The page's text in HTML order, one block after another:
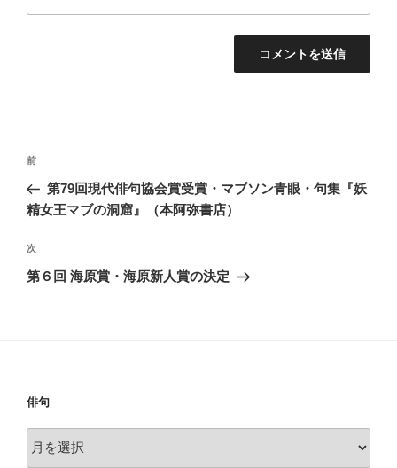
投
ナ
ゲ
ー
前
の
投
前
第79回現代俳句協会賞受賞・マブソン青眼・句集『妖
精女王マブの洞窟』（本阿弥書店）
次
の
次
第６回 海原賞・海原新人賞の決定
俳句
句